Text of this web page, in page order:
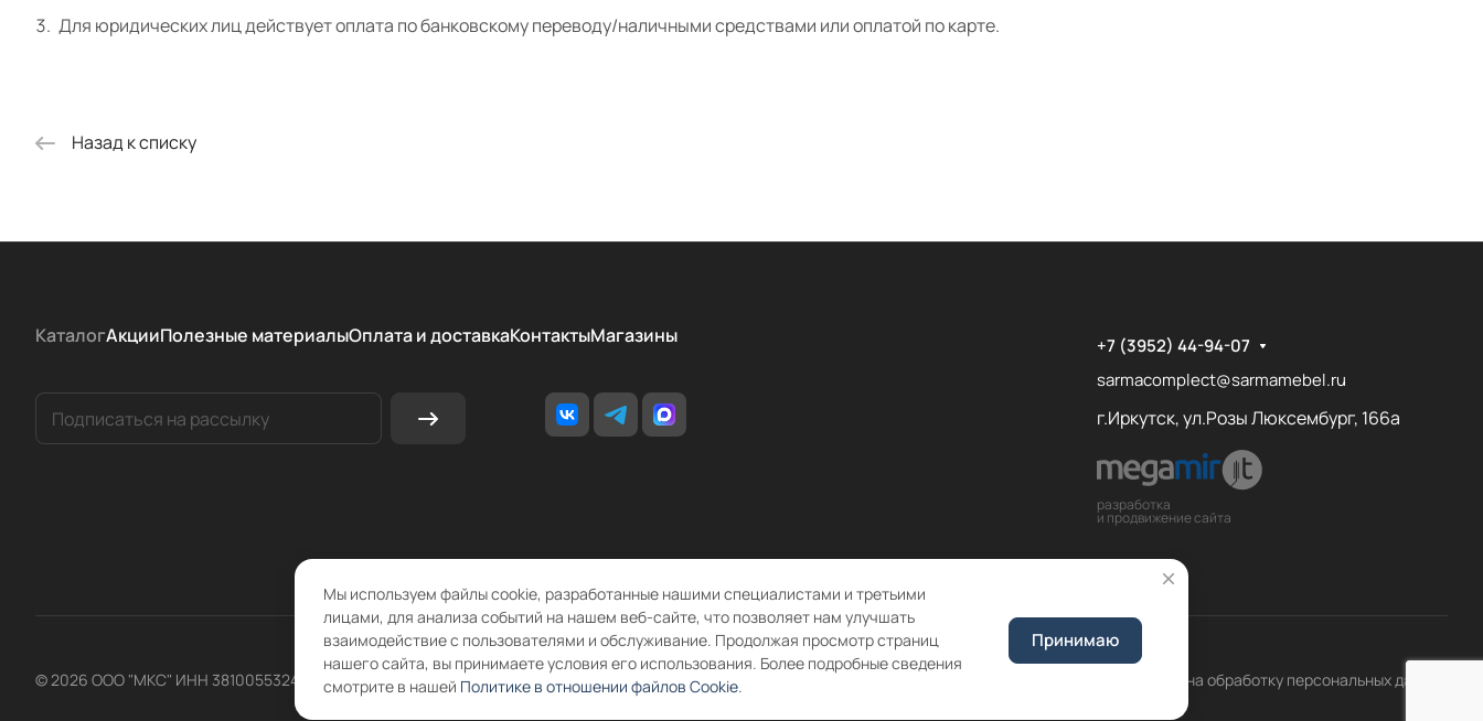
Для юридических лиц действует оплата по банковскому переводу/наличными средствами или оплатой по карте.
Назад к списку
КаталогАкцииПолезные материалыОплата и доставкаКонтактыМагазины
+7 (3952) 44-94-07
sarmacomplect@sarmamebel.ru
г.Иркутск, ул.Розы Люксембург, 166а
разработка
и продвижение сайта
© 2026 ООО "МКС" ИНН 3810055324 ОГРН 1083810004860 Соглашение на обработку персональных данных
Мы используем файлы cookie, разработанные нашими специалистами и третьими
лицами, для анализа событий на нашем веб-сайте, что позволяет нам улучшать
взаимодействие с пользователями и обслуживание. Продолжая просмотр страниц
нашего сайта, вы принимаете условия его использования. Более подробные сведения
смотрите в нашей Политике в отношении файлов Cookie.
Принимаю